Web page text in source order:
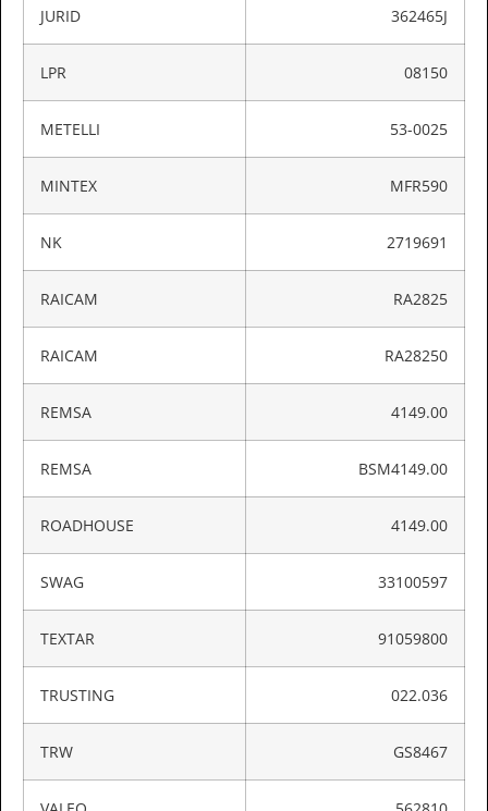
JURID 362465J
LPR 08150
METELLI 53-0025
MINTEX MFR590
NK 2719691
RAICAM RA2825
RAICAM RA28250
REMSA 4149.00
REMSA BSM4149.00
ROADHOUSE 4149.00
SWAG 33100597
TEXTAR 91059800
TRUSTING 022.036
TRW GS8467